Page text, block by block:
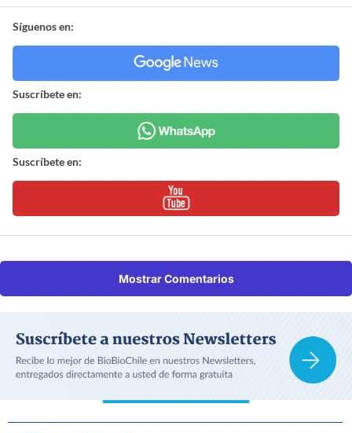
Síguenos en:
Suscríbete en:
Suscríbete en:
Mostrar Comentarios